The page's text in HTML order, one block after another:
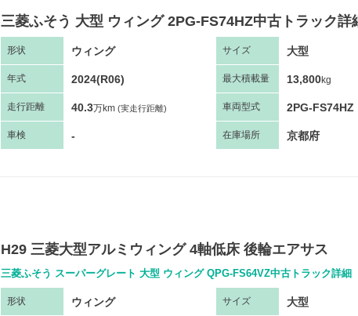
三菱ふそう 大型 ウィング 2PG-FS74HZ中古トラック詳
形状 ウィング サイズ 大型
年式 2024(R06) 最大積載量 13,800kg
走行距離 40.3万km (実走行距離) 車両型式 2PG-FS74HZ
車検 - 在庫場所 京都府
H29 三菱大型アルミウィング 4軸低床 後輪エアサス
三菱ふそう スーパーグレート 大型 ウィング QPG-FS64VZ中古トラック詳細
形状 ウィング サイズ 大型